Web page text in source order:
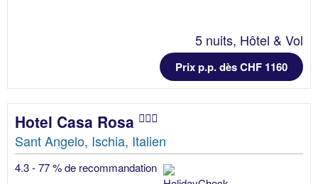
5 nuits, Hôtel & Vol
Prix p.p. dès CHF 1160
Hotel Casa Rosa
Sant Angelo, Ischia, Italien
4.3 - 77 % de recommandation